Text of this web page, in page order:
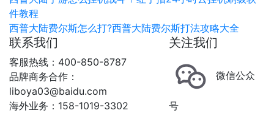
件教程
西普大陆费尔斯怎么打?西普大陆费尔斯打法攻略大全
联系我们
客服热线：400-850-8787
品牌商务合作：
liboya03@baidu.com
海外业务：158-1019-3302
关注我们
微信公众
号